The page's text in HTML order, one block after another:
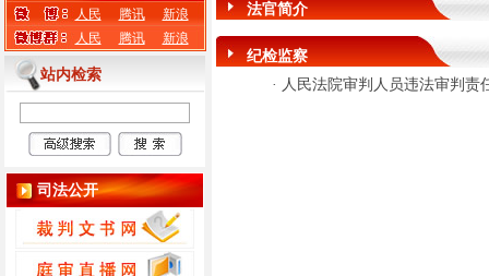
人民 腾讯
新浪
人民
腾讯 新浪
站内检索
司法公开
法官简介
纪检监察
· 人民法院审判人员违法审判责